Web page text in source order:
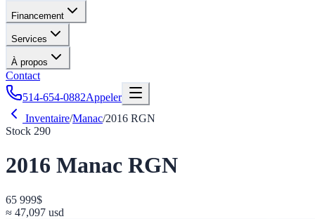
Financement
Services
À propos
Contact
514-654-0882Appeler
Inventaire/Manac/2016 RGN
Stock 290
2016 Manac RGN
65 999$
≈ 47,097 usd